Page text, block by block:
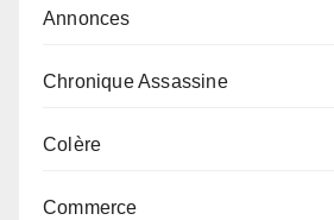
Annonces
Chronique Assassine
Colère
Commerce